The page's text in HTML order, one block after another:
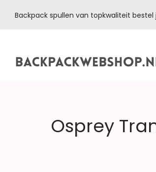
Backpack spullen van topkwaliteit
Osprey